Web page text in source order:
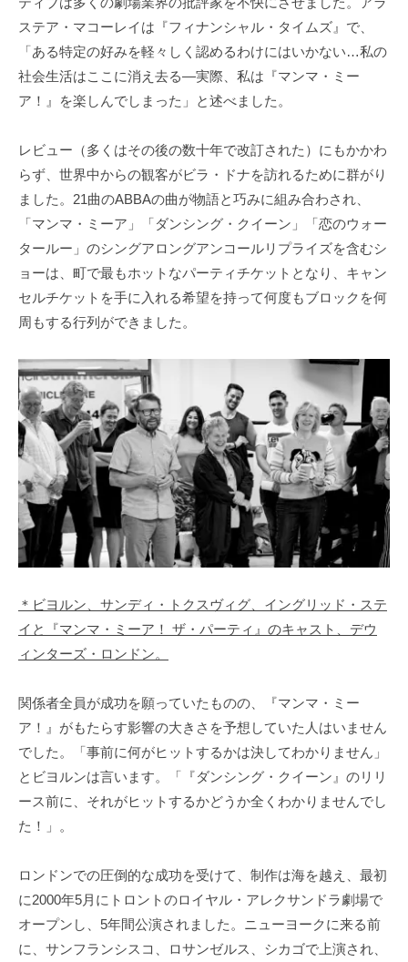
ステア・マコーレイは『フィナンシャル・タイムズ』で、
「ある特定の好みを軽々しく認めるわけにはいかない…私の
社会生活はここに消え去る—実際、私は『マンマ・ミー
ア！』を楽しんでしまった」と述べました。
レビュー（多くはその後の数十年で改訂された）にもかかわ
らず、世界中からの観客がビラ・ドナを訪れるために群がり
ました。21曲のABBAの曲が物語と巧みに組み合わされ、
「マンマ・ミーア」「ダンシング・クイーン」「恋のウォー
タールー」のシングアロングアンコールリプライズを含むシ
ョーは、町で最もホットなパーティチケットとなり、キャン
セルチケットを手に入れる希望を持って何度もブロックを何
周もする行列ができました。
＊ビヨルン、サンディ・トクスヴィグ、イングリッド・ステ
イと『マンマ・ミーア！ ザ・パーティ』のキャスト、デウ
ィンターズ・ロンドン。
関係者全員が成功を願っていたものの、『マンマ・ミー
ア！』がもたらす影響の大きさを予想していた人はいません
でした。「事前に何がヒットするかは決してわかりません」
とビヨルンは言います。「『ダンシング・クイーン』のリリ
ース前に、それがヒットするかどうか全くわかりませんでし
た！」。
ロンドンでの圧倒的な成功を受けて、制作は海を越え、最初
に2000年5月にトロントのロイヤル・アレクサンドラ劇場で
オープンし、5年間公演されました。ニューヨークに来る前
に、サンフランシスコ、ロサンゼルス、シカゴで上演され、